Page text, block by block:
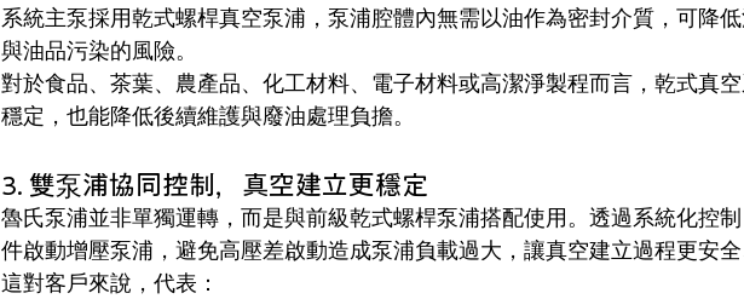
系統主泵採用乾式螺桿真空泵浦，泵浦腔體內無需以油作為密封介質，可降
與油品污染的風險。
對於食品、茶葉、農產品、化工材料、電子材料或高潔淨製程而言，乾式真
穩定，也能降低後續維護與廢油處理負擔。
3. 雙泵浦協同控制，真空建立更穩定
魯氏泵浦並非單獨運轉，而是與前級乾式螺桿泵浦搭配使用。透過系統化控
件啟動增壓泵浦，避免高壓差啟動造成泵浦負載過大，讓真空建立過程更安
這對客戶來說，代表：